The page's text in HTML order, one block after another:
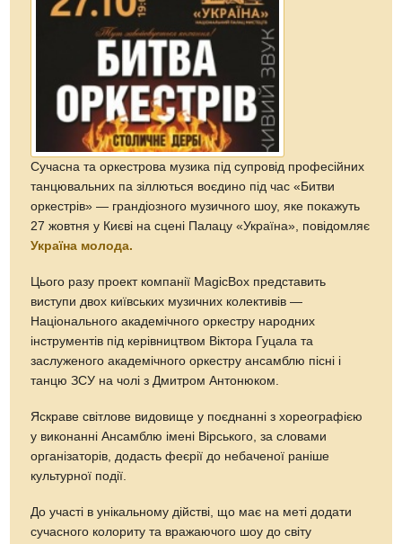
Сучасна та оркестрова музика під супровід професійних
танцювальних па зіллються воєдино під час «Битви
оркестрів» — грандіозного музичного шоу, яке покажуть
27 жовтня у Києві на сцені Палацу «Україна», повідомляє
Україна молода.
Цього разу проект компанії MagicBox представить
виступи двох київських музичних колективів —
Національного академічного оркестру народних
iнструментів під керівництвом Віктора Гуцала та
заслуженого академічного оркестру ансамблю пісні і
танцю ЗСУ на чолі з Дмитром Антонюком.
Яскраве світлове видовище у поєднанні з хореографією
у виконанні Ансамблю імені Вірського, за словами
організаторів, додасть феєрії до небаченої раніше
культурної події.
До участі в унікальному дійстві, що має на меті додати
сучасного колориту та вражаючого шоу до світу